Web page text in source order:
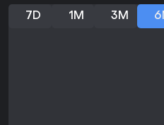
Vale a pena jogar?
7D 1M 3M